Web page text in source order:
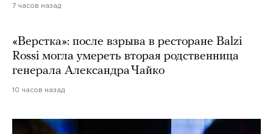
7 часов назад
«Верстка»: после взрыва в ресторане Balzi
Rossi могла умереть вторая родственница
генерала Александра Чайко
10 часов назад